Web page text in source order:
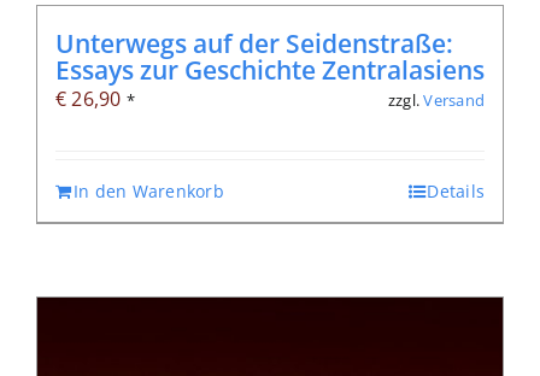
Unterwegs auf der Seidenstraße:
Essays zur Geschichte Zentralasiens
€26,90 * zzgl.Versand
In den Warenkorb Details